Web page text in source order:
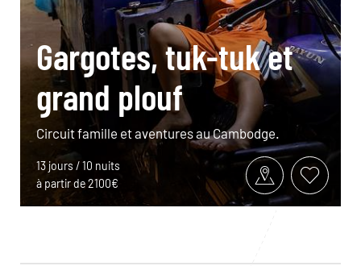
Gargotes, tuk-tuk et
grand plouf
Circuit famille et aventures au Cambodge.
13 jours / 10 nuits
à partir de 2100€